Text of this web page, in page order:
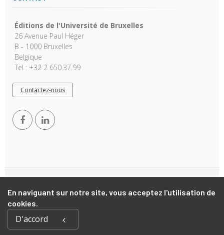
En naviguant sur notre site, vous acceptez l'utilisation de
cookies.
D'accord
Éditions de l'Université de Bruxelles
26 Avenue Paul Héger
B - 1000 Bruxelles
Belgique
Tel : +32 2 650.37.99
Contactez-nous
Reserved